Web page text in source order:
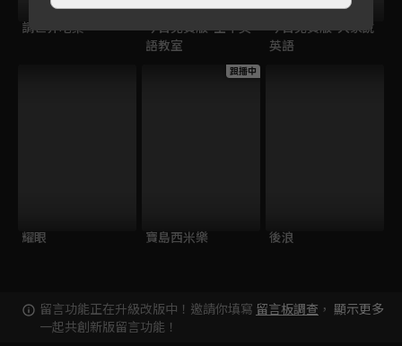
請世界吃桌
今日免費版-空中英
語教室
今日免費版-大家說
英語
耀眼
跟播中
寶島西米樂 後浪
留言功能正在升級改版中！邀請你填寫 留言板調查 ，
一起共創新版留言功能！
顯示更多